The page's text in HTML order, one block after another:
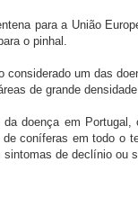
para a União
o pinhal.
considerado um das
de grande
doença em
coníferas em todo o
sintomas de declínio ou